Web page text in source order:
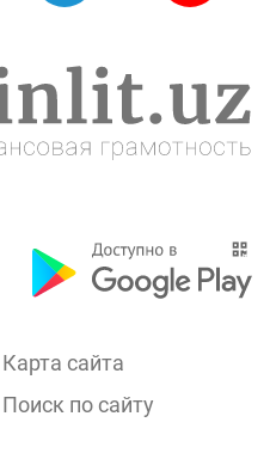
Карта сайта
Поиск по сайту